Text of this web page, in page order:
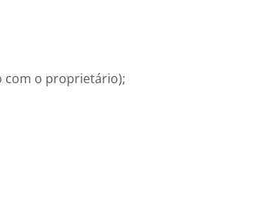
com o proprietário);